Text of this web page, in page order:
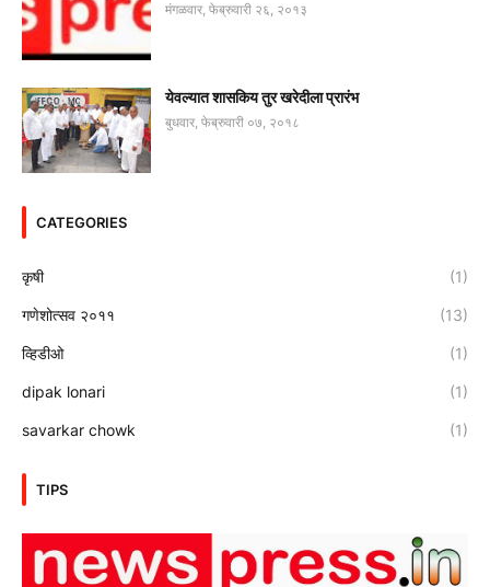
मंगळवार, फेब्रुवारी २६, २०१३
येवल्यात शासकिय तुर खरेदीला प्रारंभ
बुधवार, फेब्रुवारी ०७, २०१८
CATEGORIES
कृषी (1)
गणेशोत्सव २०११ (13)
व्हिडीओ (1)
dipak lonari (1)
savarkar chowk (1)
TIPS